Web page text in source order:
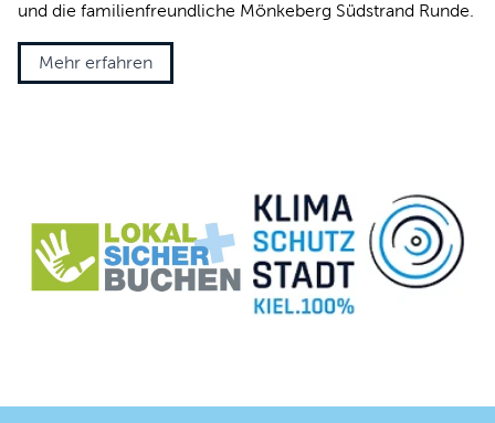
und die familienfreundliche Mönkeberg Südstrand Runde.
Mehr erfahren